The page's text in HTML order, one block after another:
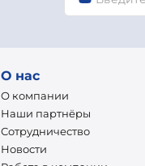
О нас
О компании
Наши партнёры
Сотрудничество
Новости